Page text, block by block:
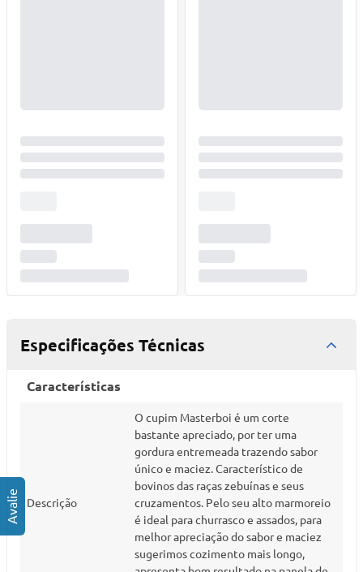
Especificações Técnicas
Características
Descrição
O cupim Masterboi é um corte
bastante apreciado, por ter uma
gordura entremeada trazendo sabor
único e maciez. Característico de
bovinos das raças zebuínas e seus
cruzamentos. Pelo seu alto marmoreio
é ideal para churrasco e assados, para
melhor apreciação do sabor e maciez
sugerimos cozimento mais longo,